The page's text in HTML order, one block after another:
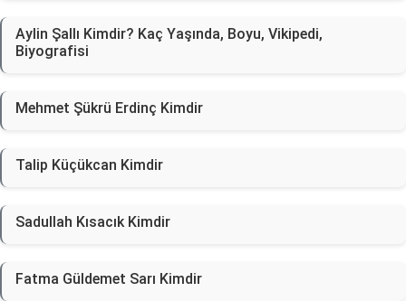
Aylin Şallı Kimdir? Kaç Yaşında, Boyu, Vikipedi,
Biyografisi
Mehmet Şükrü Erdinç Kimdir
Talip Küçükcan Kimdir
Sadullah Kısacık Kimdir
Fatma Güldemet Sarı Kimdir